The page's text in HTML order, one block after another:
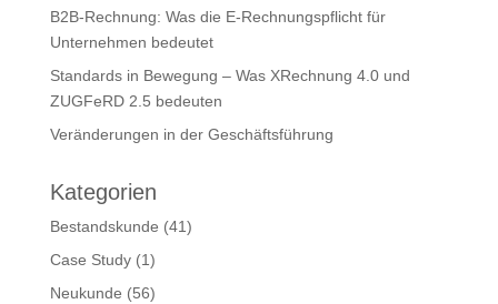
B2B-Rechnung: Was die E-Rechnungspflicht für
Unternehmen bedeutet
Standards in Bewegung – Was XRechnung 4.0 und
ZUGFeRD 2.5 bedeuten
Veränderungen in der Geschäftsführung
Kategorien
Bestandskunde (41)
Case Study(1)
Neukunde (56)